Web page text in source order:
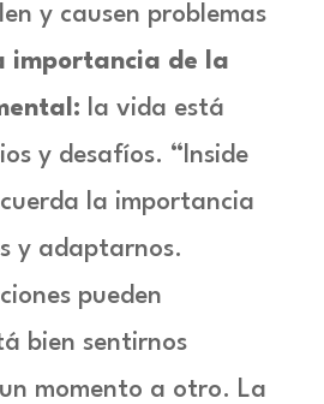
y causen problemas
importancia de la
la vida está
y desafíos. “Inside
la importancia
y adaptarnos.
pueden
bien sentirnos
momento a otro. La